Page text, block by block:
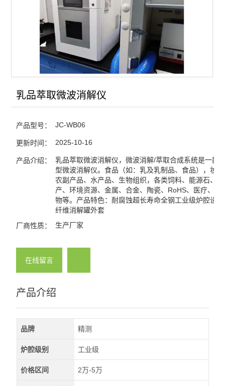
乳品萃取微波消解仪
产品型号： JC-WB06
更新时间： 2025-10-16
产品介绍：
乳品萃取微波消解仪，微波消解/萃取合成系统是一款
型微波消解仪。食品（如：乳及乳制品、食品），妆
农副产品、水产品、生物组织，各类饲料、能源石、
产、环境资源、金属、合金、陶瓷、RoHS、医疗、生
物等。产品特色：耐腐蚀超长寿命全钢工业级炉腔设
纤维消解罐外套
厂商性质： 生产厂家
在线留言
产品介绍
品牌 精测
炉腔级别 工业级
价格区间 2万-5万